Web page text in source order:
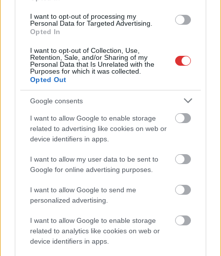
I want to opt-out of processing my
Personal Data for Targeted Advertising.
Opted In
I want to opt-out of Collection, Use,
Retention, Sale, and/or Sharing of my
Personal Data that Is Unrelated with the
Purposes for which it was collected.
Opted Out
Google consents
I want to allow Google to enable storage
related to advertising like cookies on web or
device identifiers in apps.
I want to allow my user data to be sent to
Google for online advertising purposes.
I want to allow Google to send me
personalized advertising.
I want to allow Google to enable storage
related to analytics like cookies on web or
device identifiers in apps.
hosszú órákra lezárják
a hidat karbantartási
ha előre felkészülünk
és más útvonalat
tervezünk.
JNSZ megyei hírek átkelő, hármas-körös,híd,Jász-Nagykun Szolnok
karbantartás,kunszentmárton,lezárás,március
Újabb lendületet kap az M44-es fejlesztése
2026.02.11. Fazekas Adrián
Tavasztól az ígéretek
dél-alföldi régió egyik
fontos közlekedési